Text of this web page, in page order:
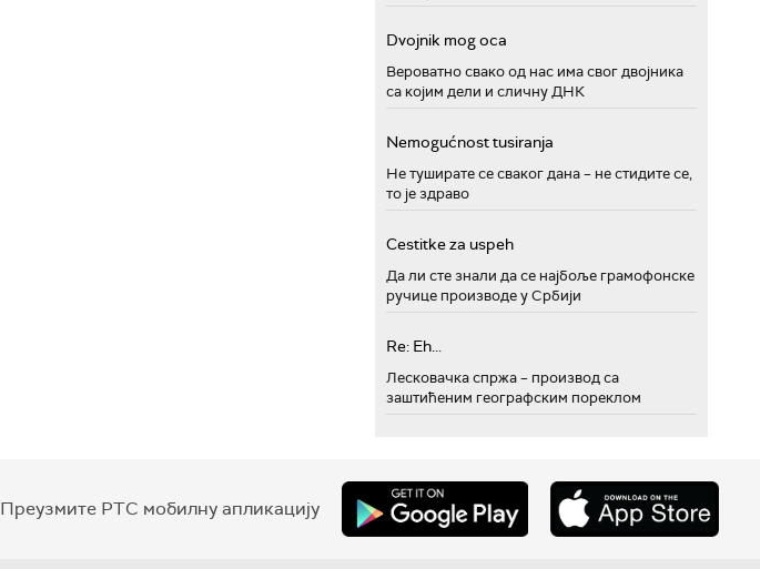
Dvojnik mog oca
Вероватно свако од нас има свог двојника
са којим дели и сличну ДНК
Nemogućnost tusiranja
Не туширате се сваког дана – не стидите се,
то је здраво
Cestitke za uspeh
Да ли сте знали да се најбоље грамофонске
ручице производе у Србији
Re: Eh...
Лесковачка спржа – производ са
заштићеним географским пореклом
Преузмите РТС мобилну апликацију